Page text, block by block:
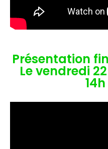
Présentation
Le vendredi